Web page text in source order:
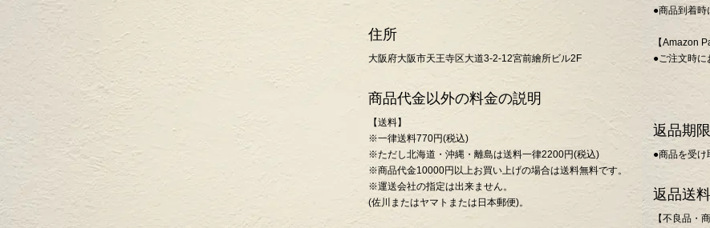
住所
大阪府大阪市天王寺区大道3-2-12宮前繪所ビル2F
商品代金以外の料金の説明
【送料】
※一律送料770円(税込)
※ただし北海道・沖縄・離島は送料一律2200円(税込)
※商品代金10000円以上お買い上げの場合は送料無料です。
※運送会社の指定は出来ません。
(佐川またはヤマトまたは日本郵便)。
●商品到着時
【Amazon
●ご注文時に
返品期限
●商品を受け
返品送料
【不良品・